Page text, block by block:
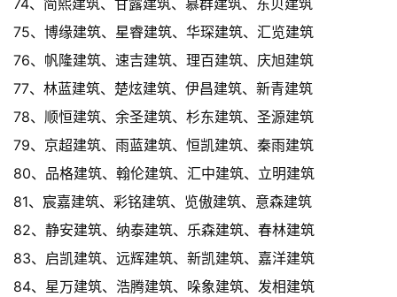
74、简熙建筑、甘露建筑、慕群建筑、东贝建筑
75、博缘建筑、星睿建筑、华琛建筑、汇览建筑
76、帆隆建筑、速吉建筑、理百建筑、庆旭建筑
77、林蓝建筑、楚炫建筑、伊昌建筑、新青建筑
78、顺恒建筑、余圣建筑、杉东建筑、圣源建筑
79、京超建筑、雨蓝建筑、恒凯建筑、秦雨建筑
80、品格建筑、翰伦建筑、汇中建筑、立明建筑
81、宸嘉建筑、彩铭建筑、览傲建筑、意森建筑
82、静安建筑、纳泰建筑、乐森建筑、春林建筑
83、启凯建筑、远辉建筑、新凯建筑、嘉洋建筑
84、星万建筑、浩腾建筑、哚象建筑、发相建筑